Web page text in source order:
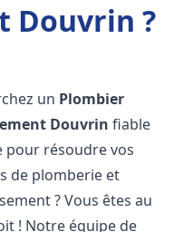
Douvrin ?
un Plombier
Douvrin fiable
pour résoudre vos
de plomberie et
? Vous êtes au
! Notre équipe de